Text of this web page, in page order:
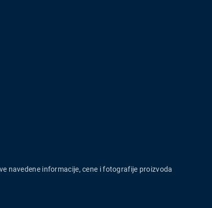
navedene informacije, cene i fotografije proizvoda